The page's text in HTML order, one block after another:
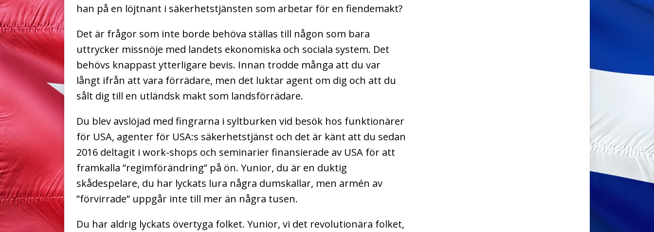
han på en löjtnant i säkerhetstjänsten som arbetar för en fiendemakt?
Det är frågor som inte borde behöva ställas till någon som bara
uttrycker missnöje med landets ekonomiska och sociala system. Det
behövs knappast ytterligare bevis. Innan trodde många att du var
långt ifrån att vara förrädare, men det luktar agent om dig och att du
sålt dig till en utländsk makt som landsförrädare.
Du blev avslöjad med fingrarna i syltburken vid besök hos funktionärer
för USA, agenter för USA:s säkerhetstjänst och det är känt att du sedan
2016 deltagit i work-shops och seminarier finansierade av USA för att
framkalla ”regimförändring” på ön. Yunior, du är en duktig
skådespelare, du har lyckats lura några dumskallar, men armén av
”förvirrade” uppgår inte till mer än några tusen.
Du har aldrig lyckats övertyga folket. Yunior, vi det revolutionära folket,